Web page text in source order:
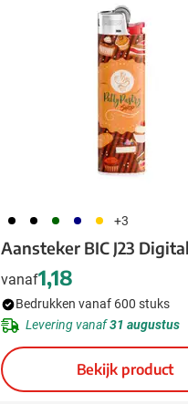
001 310 004 005 006 +3
Aansteker BIC J23 Digital
vanaf1,18
Bedrukken vanaf 600 stuks
Levering vanaf31 augustus
Bekijk product